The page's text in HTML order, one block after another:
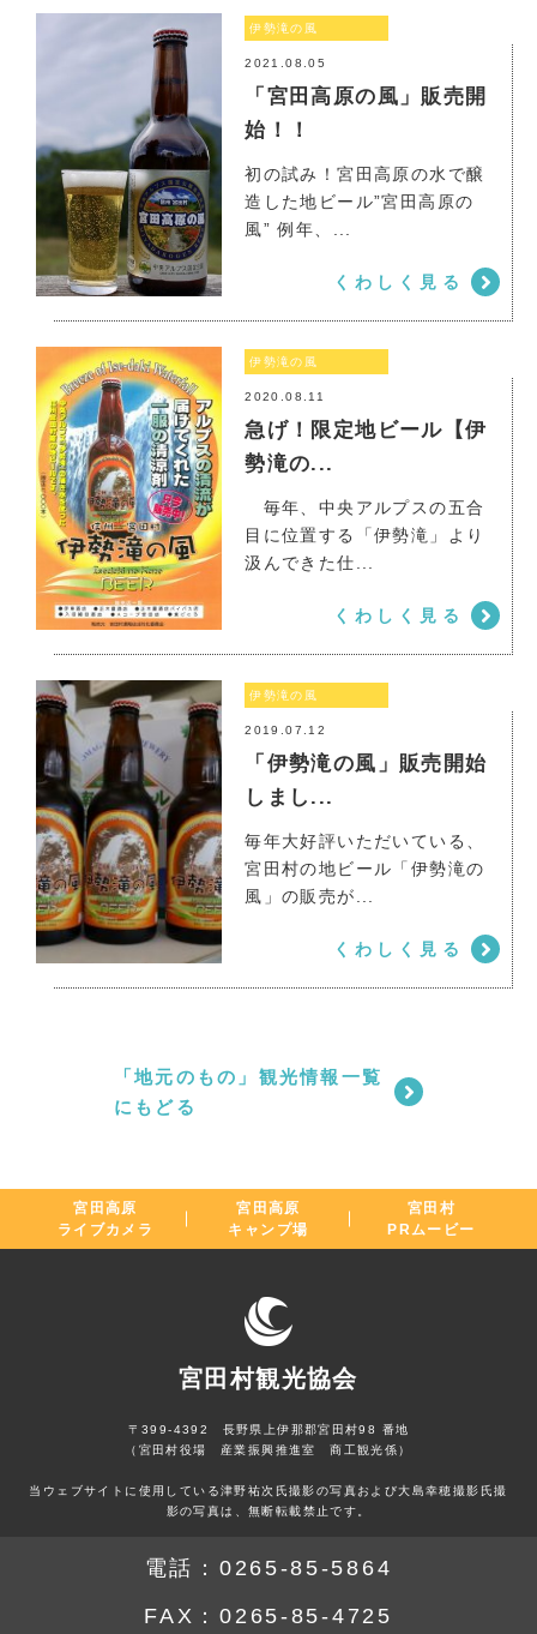
伊勢滝の風
伊勢滝の風
2021.08.05
「宮田高原の風」販売開
始！！
初の試み！宮田高原の水で醸
造した地ビール”宮田高原の
風” 例年、...
くわしく見る
伊勢滝の風
伊勢滝の風
2020.08.11
急げ！限定地ビール【伊
勢滝の...
毎年、中央アルプスの五合
目に位置する「伊勢滝」より
汲んできた仕...
くわしく見る
伊勢滝の風
伊勢滝の風
2019.07.12
「伊勢滝の風」販売開始
しまし...
毎年大好評いただいている、
宮田村の地ビール「伊勢滝の
風」の販売が...
くわしく見る
「地元のもの」観光情報一覧
にもどる
宮田高原
ライブカメラ
宮田高原
キャンプ場
宮田村
PRムービー
宮田村観光協会
〒399-4392 長野県上伊那郡宮田村98 番地
（宮田村役場 産業振興推進室 商工観光係）
当ウェブサイトに使用している津野祐次氏撮影の写真および大島幸穂撮影氏撮
影の写真は、無断転載禁止です。
電話： 0265-85-5864
FAX：0265-85-4725